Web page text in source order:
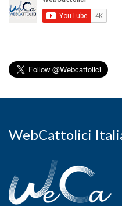
WebCattolici